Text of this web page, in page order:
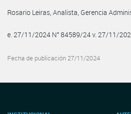
Rosario Leiras, Analista, Gerencia
e. 27/11/2024 N° 84589/24 v. 27/11/
Fecha de publicación 27/11/2024